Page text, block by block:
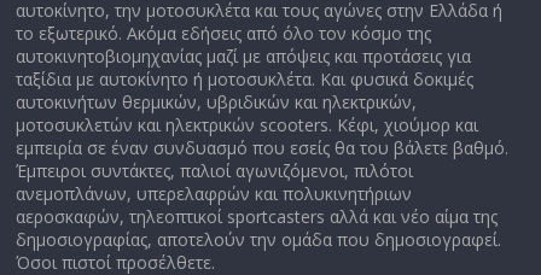
αυτοκίνητο, την μοτοσυκλέτα και τους αγώνες στην Ελλάδα ή
το εξωτερικό. Ακόμα εδήσεις από όλο τον κόσμο της
αυτοκινητοβιομηχανίας μαζί με απόψεις και προτάσεις για
ταξίδια με αυτοκίνητο ή μοτοσυκλέτα. Και φυσικά δοκιμές
αυτοκινήτων θερμικών, υβριδικών και ηλεκτρικών,
μοτοσυκλετών και ηλεκτρικών scooters. Κέφι, χιούμορ και
εμπειρία σε έναν συνδυασμό που εσείς θα του βάλετε βαθμό.
Έμπειροι συντάκτες, παλιοί αγωνιζόμενοι, πιλότοι
ανεμοπλάνων, υπερελαφρών και πολυκινητήριων
αεροσκαφών, τηλεοπτικοί sportcasters αλλά και νέο αίμα της
δημοσιογραφίας, αποτελούν την ομάδα που δημοσιογραφεί.
Όσοι πιστοί προσέλθετε.